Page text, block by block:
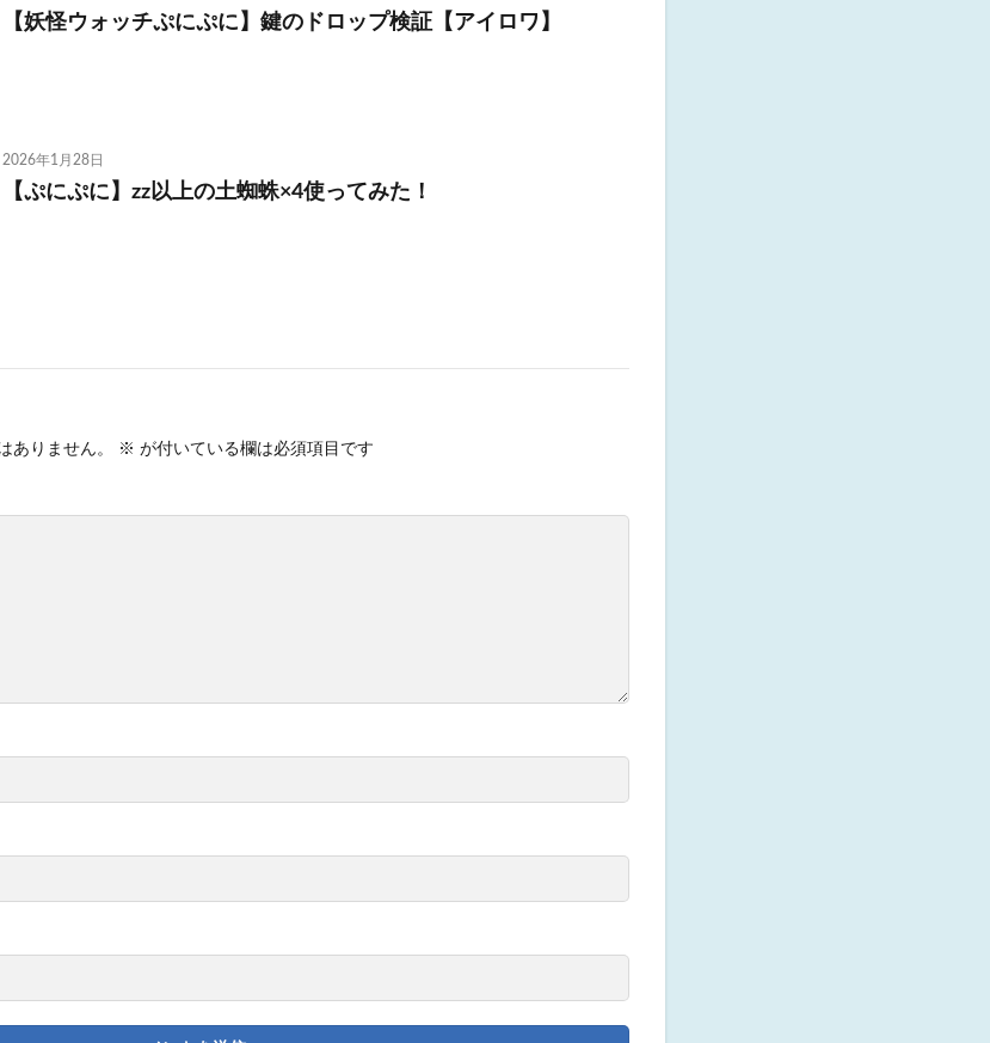
【妖怪ウォッチぷにぷに】鍵のドロップ検証【アイロワ】
2026年1月28日
【ぷにぷに】zz以上の土蜘蛛×4使ってみた！
ありません。 ※ が付いている欄は必須項目です